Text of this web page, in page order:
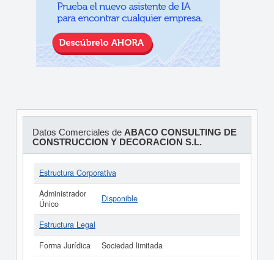
Datos Comerciales de ABACO CONSULTING DE
CONSTRUCCION Y DECORACION S.L.
Estructura Corporativa
Administrador
Único
Disponible
Estructura Legal
Forma Jurídica
Sociedad limitada